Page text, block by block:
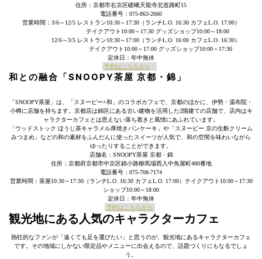
住所：京都市右京区嵯峨天龍寺北造路町15
電話番号：075-863-2660
営業時間：3/6～12/5 レストラン10:30～17:30（ランチL.O. 16:30 カフェL.O. 17:00）
テイクアウト10:00～17:30 グッズショップ10:00～18:00
12/6～3/5 レストラン10:30～17:00（ランチL.O. 16:00 カフェL.O. 16:30）
テイクアウト10:00～17:00 グッズショップ10:00～17:30
定休日：年中無休
予約はこちらから
和との融合「SNOOPY茶屋 京都・錦」
「SNOOPY茶屋」は、「スヌーピー×和」のコラボカフェで、京都のほかに、伊勢・湯布院・
小樽に店舗を持ちます。京都店は錦区にある古い建物を活用した2階建ての店舗で、店内はキ
ャラクターカフェとは思えない落ち着きと風情にあふれています。
「ウッドストック ほうじ茶キャラメル厚焼きパンケーキ」や「スヌーピー 京の生麩クリーム
みつまめ」などの和の素材をふんだんに使ったスイーツが人気で、和の空間を味わいながら
ゆったりすることができます。
店舗名：SNOOPY茶屋 京都・錦
住所：京都府京都市中京区錦小路柳馬場西入中魚屋町480番地
電話番号：075-708-7174
営業時間：茶屋10:30～17:30（ランチL.O. 16:30 カフェL.O. 17:00）テイクアウト10:00～17:30
ショップ10:00～18:00
定休日：年中無休
予約はこちらから
観光地にある人気のキャラクターカフェ
熱狂的なファンが「遠くても足を運びたい」と思うのが、観光地にあるキャラクターカフェ
です。その地域にしかない限定品やメニューに出会えるので、話題づくりにもなるでしょ
う。